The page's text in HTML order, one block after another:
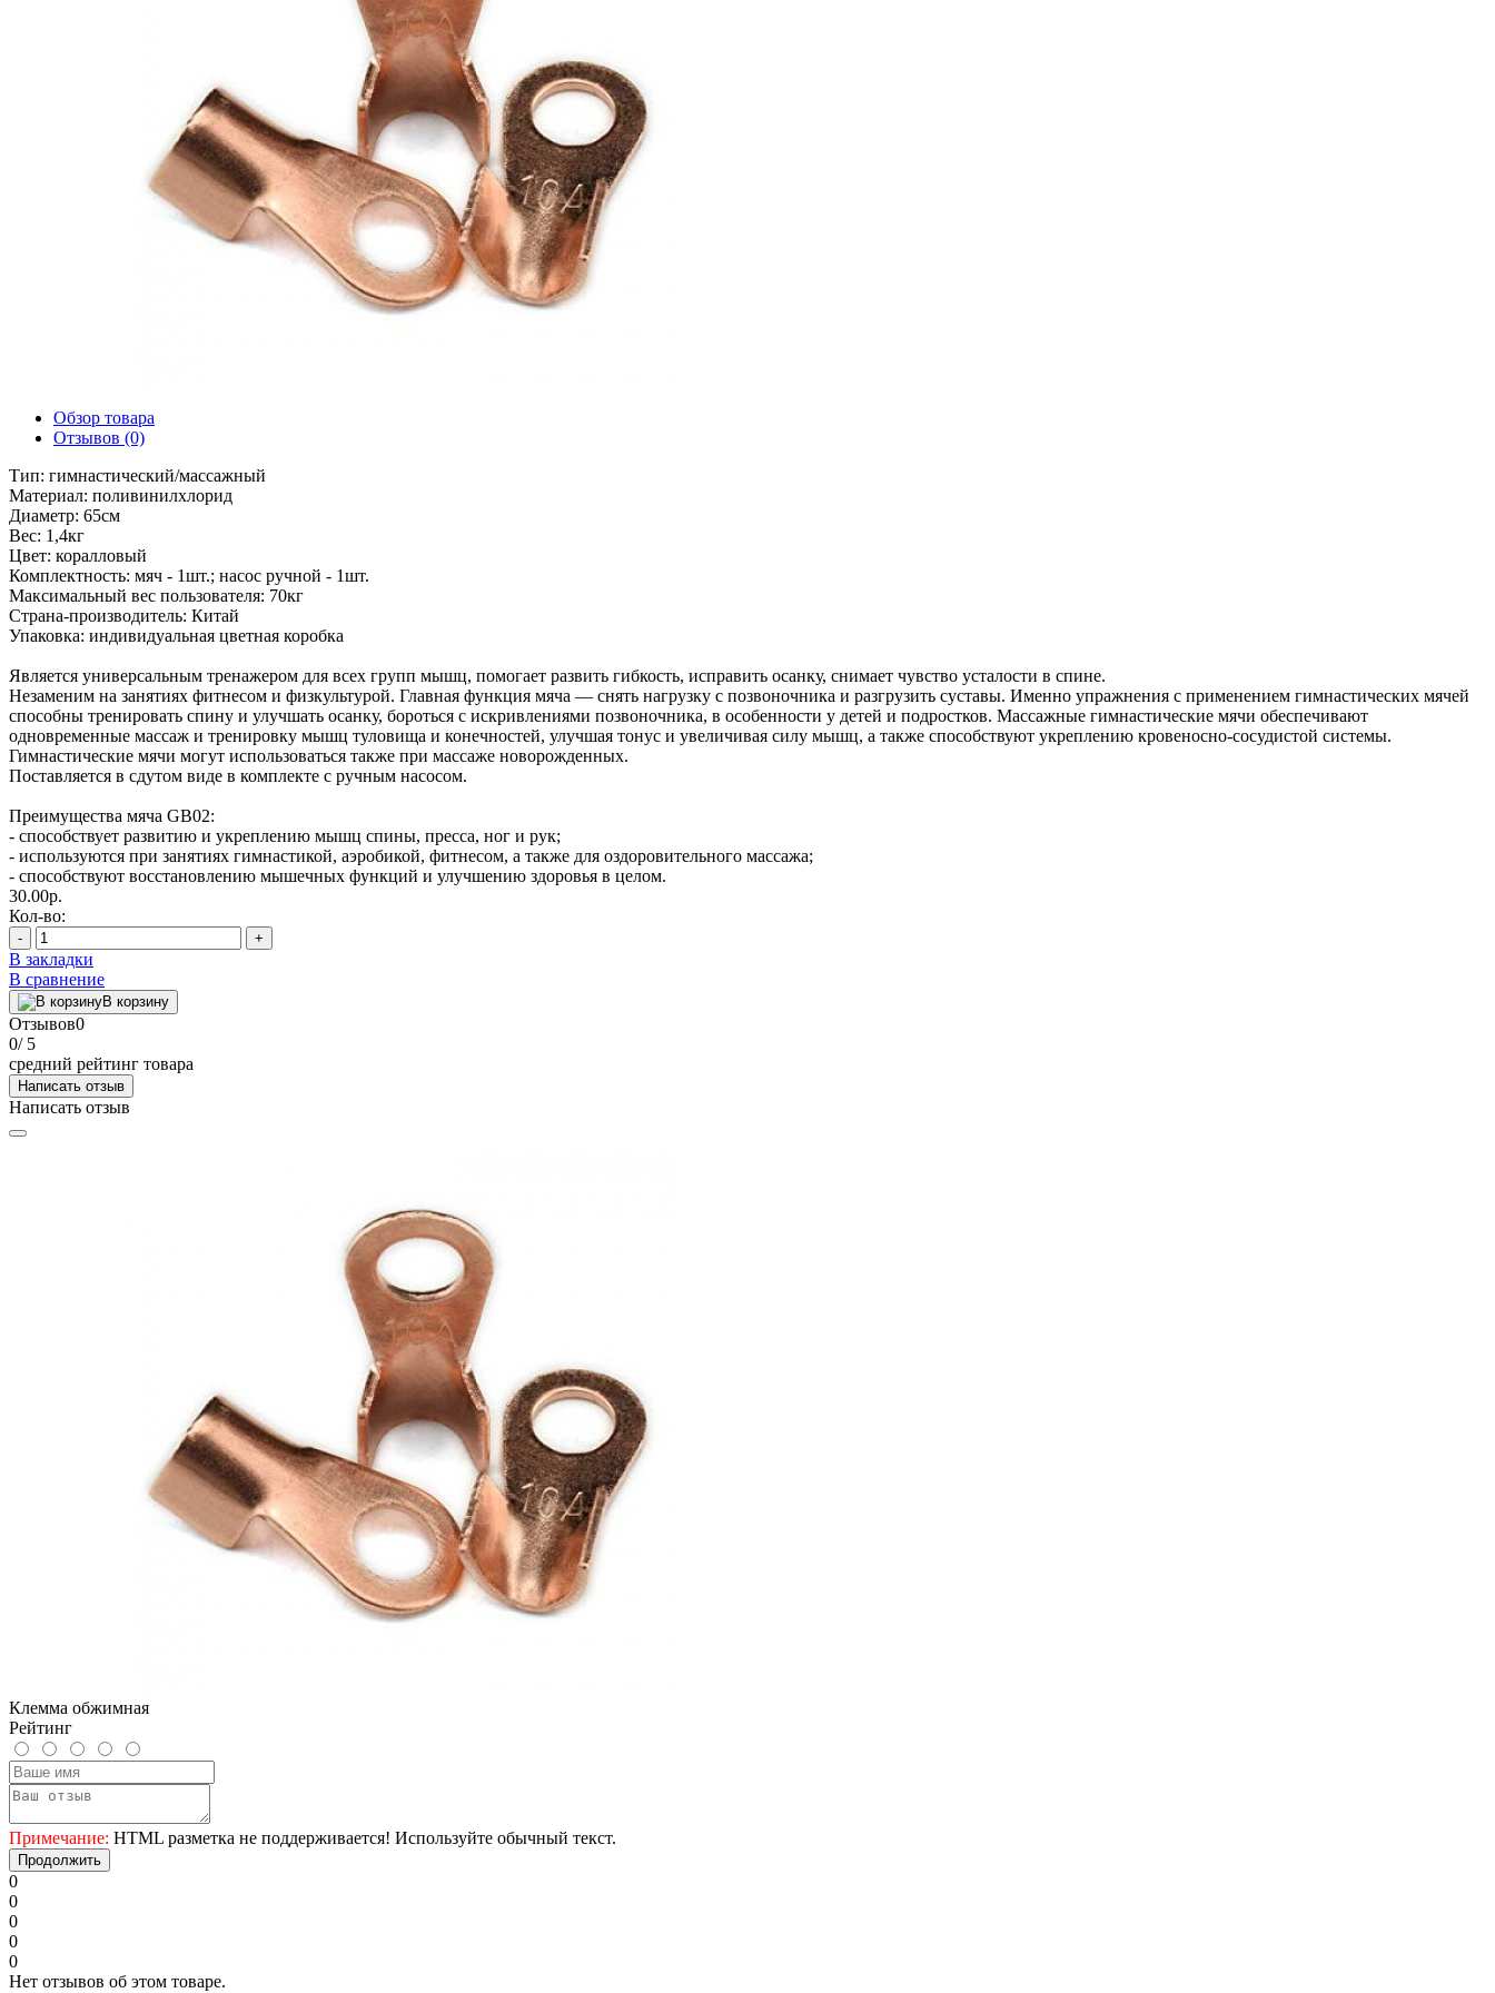
Обзор товара
Отзывов (0)
Тип: гимнастический/массажный
Материал: поливинилхлорид
Диаметр: 65см
Вес: 1,4кг
Цвет: коралловый
Комплектность: мяч - 1шт.; насос ручной - 1шт.
Максимальный вес пользователя: 70кг
Страна-производитель: Китай
Упаковка: индивидуальная цветная коробка
Является универсальным тренажером для всех групп мышц, помогает развить гибкость, исправить осанку, снимает чувство усталости в спине.
Незаменим на занятиях фитнесом и физкультурой. Главная функция мяча — снять нагрузку с позвоночника и разгрузить суставы. Именно упражнения с применением гимнастических мячей
способны тренировать спину и улучшать осанку, бороться с искривлениями позвоночника, в особенности у детей и подростков. Массажные гимнастические мячи обеспечивают
одновременные массаж и тренировку мышц туловища и конечностей, улучшая тонус и увеличивая силу мышц, а также способствуют укреплению кровеносно-сосудистой системы.
Гимнастические мячи могут использоваться также при массаже новорожденных.
Поставляется в сдутом виде в комплекте с ручным насосом.
Преимущества мяча GB02:
- способствует развитию и укреплению мышц спины, пресса, ног и рук;
- используются при занятиях гимнастикой, аэробикой, фитнесом, а также для оздоровительного массажа;
- способствуют восстановлению мышечных функций и улучшению здоровья в целом.
30.00р.
Кол-во:
- +
В закладки
В сравнение
В корзину
Отзывов0
0/ 5
средний рейтинг товара
Написать отзыв
Написать отзыв
Клемма обжимная
Рейтинг
Примечание: HTML разметка не поддерживается! Используйте обычный текст.
Продолжить
0
0
0
0
0
Нет отзывов об этом товаре.